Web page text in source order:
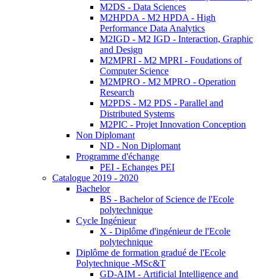
M2DS - Data Sciences
M2HPDA - M2 HPDA - High
Performance Data Analytics
M2IGD - M2 IGD - Interaction, Graphic
and Design
M2MPRI - M2 MPRI - Foudations of
Computer Science
M2MPRO - M2 MPRO - Operation
Research
M2PDS - M2 PDS - Parallel and
Distributed Systems
M2PIC - Projet Innovation Conception
Non Diplomant
ND - Non Diplomant
Programme d'échange
PEI - Echanges PEI
Catalogue 2019 - 2020
Bachelor
BS - Bachelor of Science de l'Ecole
polytechnique
Cycle Ingénieur
X - Diplôme d'ingénieur de l'Ecole
polytechnique
Diplôme de formation gradué de l'Ecole
Polytechnique -MSc&T
GD-AIM - Artificial Intelligence and